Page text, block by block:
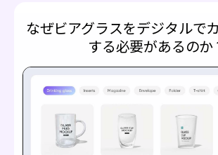
なぜビアグラスをデジタルで
する必要があるのか